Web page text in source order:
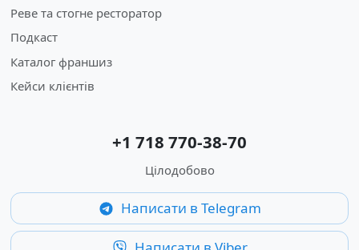
Реве та стогне ресторатор
Подкаст
Каталог франшиз
Кейси клієнтів
+1 718 770-38-70
Цілодобово
Написати в Telegram